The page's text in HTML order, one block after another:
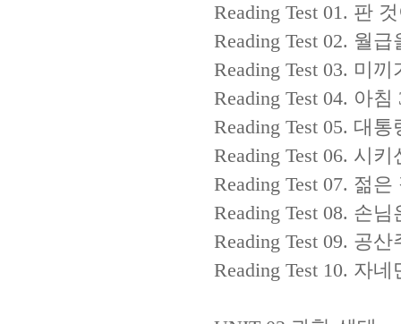
Reading Test 01. 판
Reading Test 02. 월급
Reading Test 03. 미끼
Reading Test 04. 아침
Reading Test 05. 대통
Reading Test 06. 시키
Reading Test 07. 젊은
Reading Test 08. 손님
Reading Test 09. 공산
Reading Test 10. 자네